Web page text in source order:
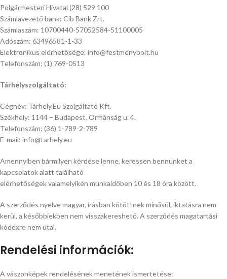
Polgármesteri Hivatal (28) 529 100
Számlavezető bank: Cib Bank Zrt.
Számlaszám: 10700440-57052584-51100005
Adószám: 63496581-1-33
Elektronikus elérhetősége: info@festmenybolt.hu
Telefonszám: (1) 769-0513
Tárhelyszolgáltató:
Cégnév: Tárhely.Eu Szolgáltató Kft.
Székhely: 1144 – Budapest, Ormánság u. 4.
Telefonszám: (36) 1-789-2-789
E-mail: info@tarhely.eu
Amennyiben bármilyen kérdése lenne, keressen bennünket a
kapcsolatok alatt található
elérhetőségek valamelyikén munkaidőben 10 és 18 óra között.
A szerződés nyelve magyar, írásban kötöttnek minősül, iktatásra nem
kerül, a későbbiekben nem visszakereshető. A szerződés magatartási
kódexre nem utal.
Rendelési információk:
A vászonképek rendelésének menetének ismertetése: